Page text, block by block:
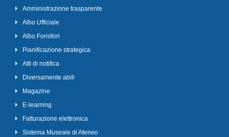
Amministrazione trasparente
Albo Ufficiale
Albo Fornitori
Pianificazione strategica
Atti di notifica
Diversamente abili
Magazine
E-learning
Fatturazione elettronica
Sistema Museale di Ateneo